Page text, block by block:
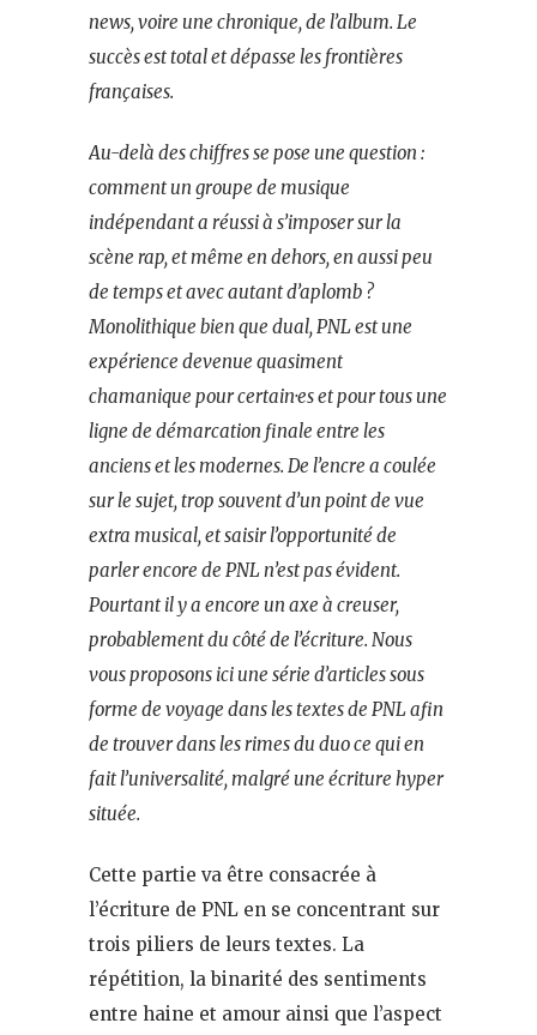
news, voire une chronique, de l’album. Le
succès est total et dépasse les frontières
françaises.
Au-delà des chiffres se pose une question :
comment un groupe de musique
indépendant a réussi à s’imposer sur la
scène rap, et même en dehors, en aussi peu
de temps et avec autant d’aplomb ?
Monolithique bien que dual, PNL est une
expérience devenue quasiment
chamanique pour certain·es et pour tous une
ligne de démarcation finale entre les
anciens et les modernes. De l’encre a coulée
sur le sujet, trop souvent d’un point de vue
extra musical, et saisir l’opportunité de
parler encore de PNL n’est pas évident.
Pourtant il y a encore un axe à creuser,
probablement du côté de l’écriture. Nous
vous proposons ici une série d’articles sous
forme de voyage dans les textes de PNL afin
de trouver dans les rimes du duo ce qui en
fait l’universalité, malgré une écriture hyper
située.
Cette partie va être consacrée à
l’écriture de PNL en se concentrant sur
trois piliers de leurs textes. La
répétition, la binarité des sentiments
entre haine et amour ainsi que l’aspect